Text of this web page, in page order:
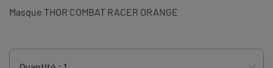
Masque THOR COMBAT RACER ORANGE